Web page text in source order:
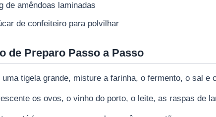
de amêndoas laminadas
de confeiteiro para polvilhar
de Preparo Passo a Passo
uma tigela grande, misture a farinha, o fermento, o sal e
os ovos, o vinho do porto, o leite, as raspas de